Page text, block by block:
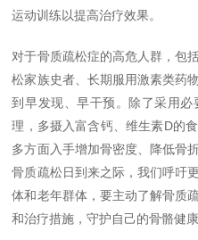
运动训练以提高治疗效果。
对于骨质疏松症的高危人群，包
松家族史者、长期服用激素类药
到早发现、早干预。除了采用
理，多摄入富含钙、维生素D的
多方面入手增加骨密度、降低骨
骨质疏松日到来之际，我们呼吁
体和老年群体，要主动了解骨质
和治疗措施，守护自己的骨骼健